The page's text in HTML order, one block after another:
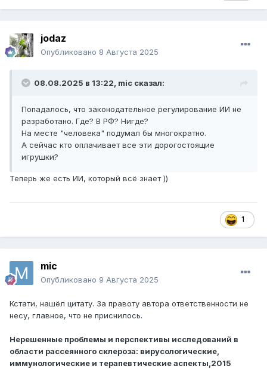
jodaz
Опубликовано 8 Августа 2025
08.08.2025 в 13:22, mic сказал:
Попадалось, что законодательное регулирование ИИ не
разработано. Где? В РФ? Нигде?
На месте "человека" подумал бы многократно.
А сейчас кто оплачивает все эти дорогостоящие
игрушки?
Теперь же есть ИИ, который всё знает ))
1
mic
Опубликовано 9 Августа 2025
Кстати, нашёл цитату. За правоту автора ответственности не
несу, главное, что не приснилось.
Нерешенные проблемы и перспективы исследований в
области рассеянного склероза: вирусологические,
иммунологические и терапевтические аспекты,2015